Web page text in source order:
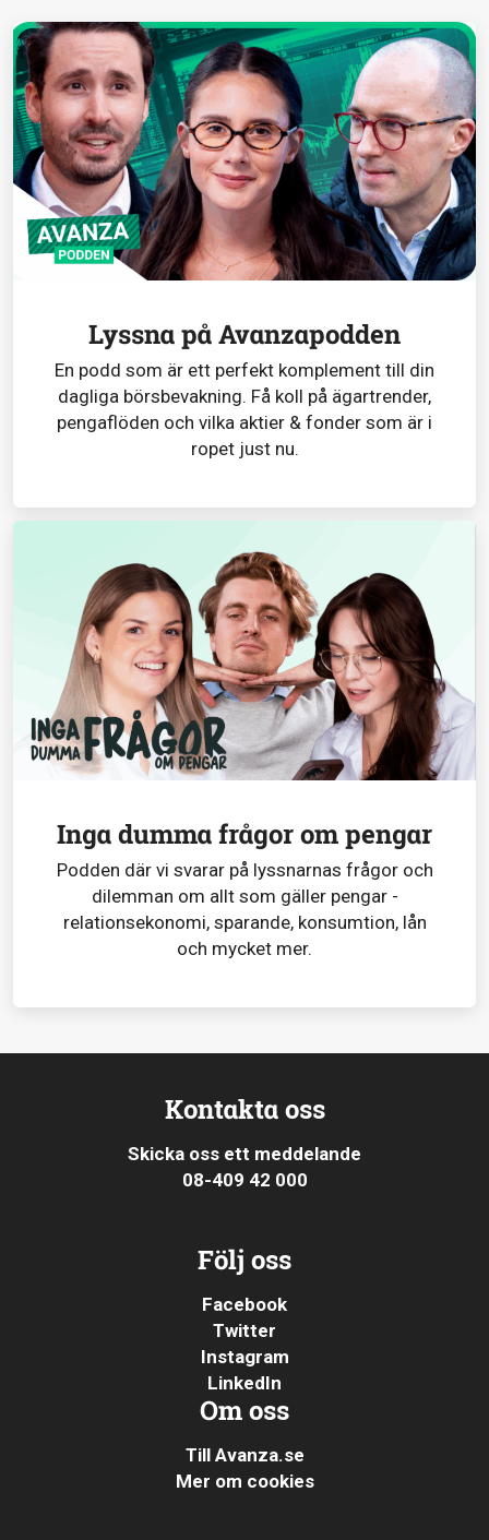
Lyssna på Avanzapodden
En podd som är ett perfekt komplement till din
dagliga börsbevakning. Få koll på ägartrender,
pengaflöden och vilka aktier & fonder som är i
ropet just nu.
Inga dumma frågor om pengar
Podden där vi svarar på lyssnarnas frågor och
dilemman om allt som gäller pengar -
relationsekonomi, sparande, konsumtion, lån
och mycket mer.
Kontakta oss
Skicka oss ett meddelande
08-409 42 000
Följ oss
Facebook
Twitter
Instagram
LinkedIn
Om oss
Till Avanza.se
Mer om cookies